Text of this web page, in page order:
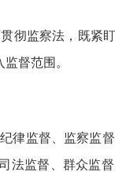
彻监察法，既紧
督范围。
律监督、监察监
法监督、群众监